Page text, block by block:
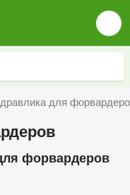
для
форвардеров